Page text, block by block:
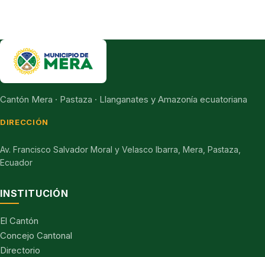
Cantón Mera · Pastaza · Llanganates y Amazonía ecuatoriana
DIRECCIÓN
Av. Francisco Salvador Moral y Velasco Ibarra, Mera, Pastaza,
Ecuador
INSTITUCIÓN
El Cantón
Concejo Cantonal
Directorio